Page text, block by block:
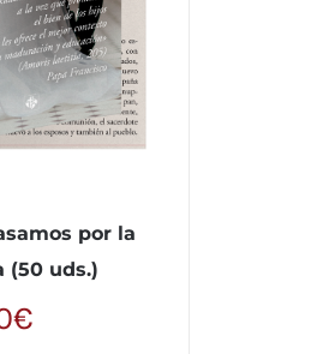
por la
(50 uds.)
€